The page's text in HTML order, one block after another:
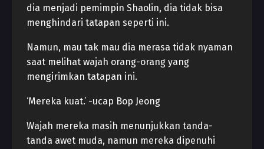
dia menjadi pemimpin Shaolin, dia tidak bisa
menghindari tatapan seperti ini.
Namun, mau tak mau dia merasa tidak nyaman
saat melihat wajah orang-orang yang
mengirimkan tatapan ini.
‘Mereka kuat.’ -ucap Bop Jeong
Wajah mereka masih menunjukkan tanda-
tanda awet muda, namun mereka dipenuhi